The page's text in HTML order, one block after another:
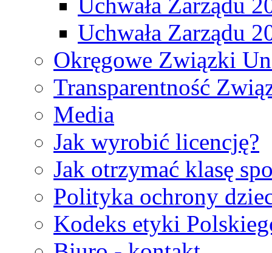
Uchwała Zarządu
Okręgowe Związki
Transparentność
Media
Jak wyrobić licencję?
Jak otrzymać klasę
Polityka ochrony
Kodeks etyki